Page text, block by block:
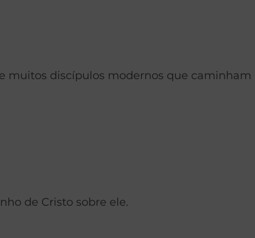
muitos discípulos modernos que caminham
de Cristo sobre ele.